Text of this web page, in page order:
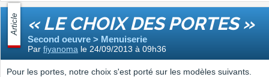
Article « LE CHOIX DES PORTES »
Second oeuvre > Menuiserie
Par fiyanoma le 24/09/2013 à 09h36
Pour les portes, notre choix s'est porté sur les modèles suivants.